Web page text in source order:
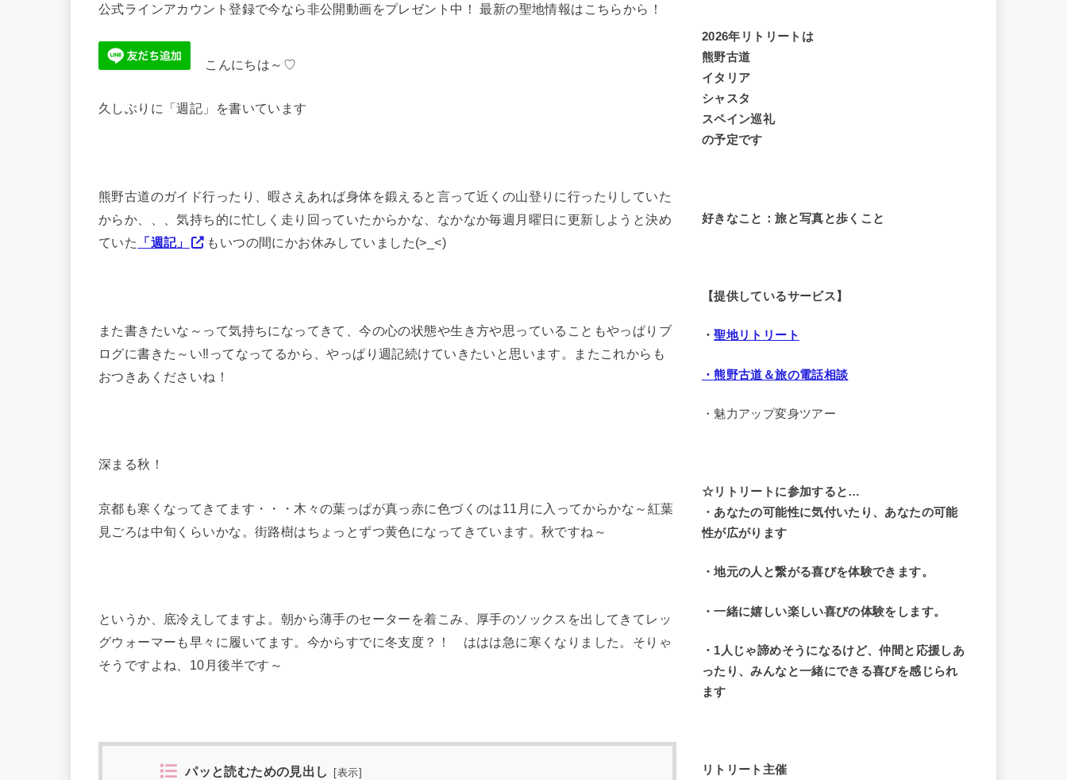
公式ラインアカウント登録で今なら非公開動画をプレゼント中！ 最新の聖地情報はこちらから！
こんにちは～♡
久しぶりに「週記」を書いています
熊野古道のガイド行ったり、暇さえあれば身体を鍛えると言って近くの山登りに行ったりしていた
からか、、、気持ち的に忙しく走り回っていたからかな、なかなか毎週月曜日に更新しようと決め
ていた
「週記」 もいつの間にかお休みしていました(>_<)
また書きたいな～って気持ちになってきて、今の心の状態や生き方や思っていることもやっぱりブ
ログに書きた～い‼ってなってるから、やっぱり週記続けていきたいと思います。またこれからも
おつきあくださいね！
深まる秋！
京都も寒くなってきてます・・・木々の葉っぱが真っ赤に色づくのは11月に入ってからかな～紅葉
見ごろは中旬くらいかな。街路樹はちょっとずつ黄色になってきています。秋ですね～
というか、底冷えしてますよ。朝から薄手のセーターを着こみ、厚手のソックスを出してきてレッ
グウォーマーも早々に履いてます。今からすでに冬支度？！ ははは急に寒くなりました。そりゃ
そうですよね、10月後半です～
パッと読むための見出し 表示
2026年リトリートは
熊野古道
イタリア
シャスタ
スペイン巡礼
の予定です
好きなこと：旅と写真と歩くこと
【提供しているサービス】
・聖地リトリート
・熊野古道＆旅の電話相談
・魅力アップ変身ツアー
☆リトリートに参加すると…
・ あなたの可能性に気付いたり、あなたの可能
性が広がります
・地元の人と繋がる喜びを体験できます。
・一緒に嬉しい楽しい喜びの体験をします。
・1人じゃ諦めそうになるけど、仲間と応援しあ
ったり、みんなと一緒にできる喜びを感じられ
ます
リトリート主催